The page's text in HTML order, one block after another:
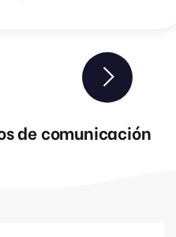
Next
de comunicación